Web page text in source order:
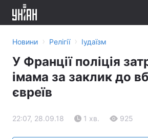
Новини › Релігії › Іудаїзм
У Франції поліція
імама за заклик до
євреїв
22:07, 28.09.18 1 хв. 925